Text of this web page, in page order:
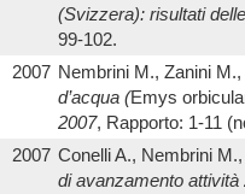
(Svizzera): risultati
99-102.
2007 Nembrini M., Zanini M.,
d’acqua (Emys
2007, Rapporto: 1-11
2007 Conelli A., Nembrini M.,
di avanzamento attività